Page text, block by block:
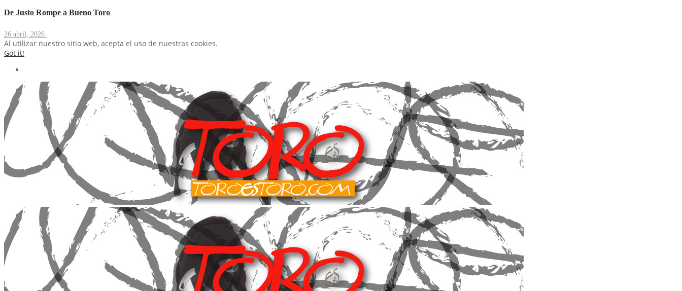
De Justo Rompe a Bueno Toro
26 abril, 2026
Al utilizar nuestro sitio web, acepta el uso de nuestras cookies.
Got it!